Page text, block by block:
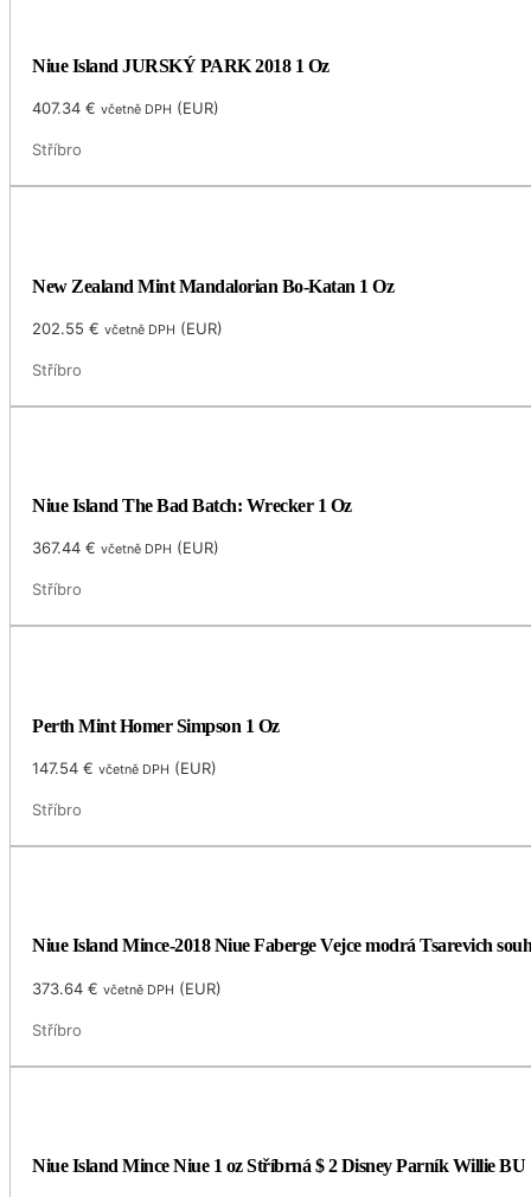
Niue Island JURSKÝ PARK 2018 1 Oz
407.34€ včetně DPH (EUR)
Stříbro
New Zealand Mint Mandalorian Bo-Katan 1 Oz
202.55€ včetně DPH (EUR)
Stříbro
Niue Island The Bad Batch: Wrecker 1 Oz
367.44€ včetně DPH (EUR)
Stříbro
Perth Mint Homer Simpson 1 Oz
147.54€ včetně DPH (EUR)
Stříbro
Niue Island Mince-2018 Niue Faberge Vejce modrá Tsarevich
373.64€ včetně DPH (EUR)
Stříbro
Niue Island Mince Niue 1 oz Stříbrná $ 2 Disney Parník Willie BU